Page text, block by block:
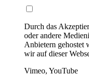
Durch das
oder andere
Anbietern gehostet
wir auf dieser
Vimeo, YouTube